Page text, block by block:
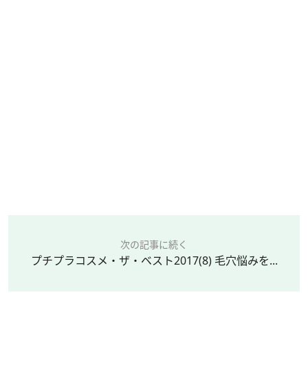
次の記事に続く
プチプラコスメ・ザ・ベスト2017(8) 毛穴悩みを...